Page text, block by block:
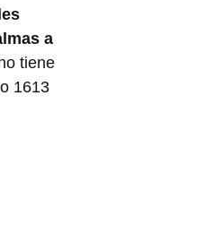
a
tiene
1613